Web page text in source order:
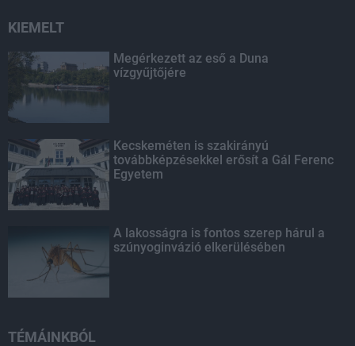
KIEMELT
Megérkezett az eső a Duna
vízgyűjtőjére
Kecskeméten is szakirányú
továbbképzésekkel erősít a Gál Ferenc
Egyetem
A lakosságra is fontos szerep hárul a
szúnyoginvázió elkerülésében
TÉMÁINKBÓL